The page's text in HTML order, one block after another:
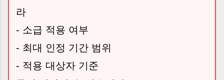
라
- 소급 적용 여부
- 최대 인정 기간 범위
- 적용 대상자 기준